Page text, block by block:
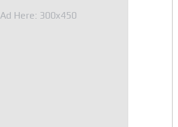
Ad Here: 300x450